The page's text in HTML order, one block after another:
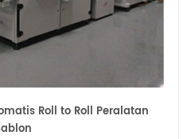
Roll to Roll Peralatan